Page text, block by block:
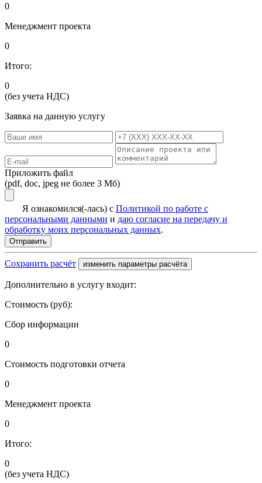
0
Менеджмент проекта
0
Итого:
0
(без учета НДС)
Заявка на данную услугу
Приложить файл
(pdf, doc, jpeg не более 3 Мб)
Я ознакомился(-лась) с Политикой по работе с
персональными данными и даю согласие на передачу и
обработку моих персональных данных.
Сохранить расчёт изменить параметры расчёта
Дополнительно в услугу входит:
Стоимость (руб):
Сбор информации
0
Стоимость подготовки отчета
0
Менеджмент проекта
0
Итого:
0
(без учета НДС)